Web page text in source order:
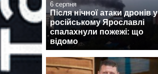
6 серпня
Після нічної атаки дронів у
російському Ярославлі
спалахнули пожежі: що
відомо